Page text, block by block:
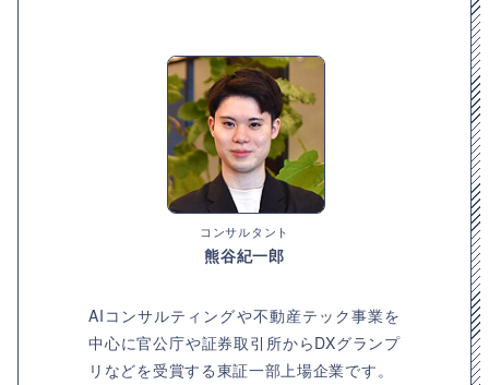
コンサルタント
熊谷紀一郎
AIコンサルティングや不動産テック事業を
中心に官公庁や証券取引所からDXグランプ
リなどを受賞する東証一部上場企業です。